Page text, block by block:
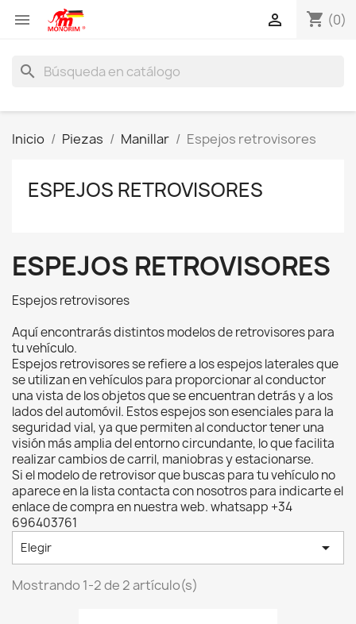
 shopping_cart (0)

search
Inicio Piezas Manillar Espejos retrovisores
ESPEJOS RETROVISORES
ESPEJOS RETROVISORES
Espejos retrovisores
Aquí encontrarás distintos modelos de retrovisores para
tu vehículo.
Espejos retrovisores se refiere a los espejos laterales que
se utilizan en vehículos para proporcionar al conductor
una vista de los objetos que se encuentran detrás y a los
lados del automóvil. Estos espejos son esenciales para la
seguridad vial, ya que permiten al conductor tener una
visión más amplia del entorno circundante, lo que facilita
realizar cambios de carril, maniobras y estacionarse.
Si el modelo de retrovisor que buscas para tu vehículo no
aparece en la lista contacta con nosotros para indicarte el
enlace de compra en nuestra web. whatsapp +34
696403761
Elegir 
Mostrando 1-2 de 2 artículo(s)